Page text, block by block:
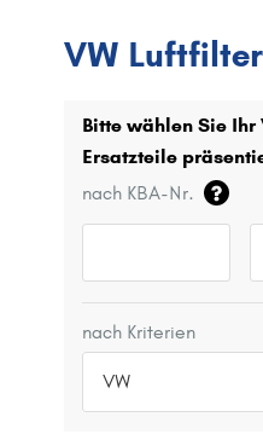
VW Luftfilter
Bitte wählen Sie
Ersatzteile
nach KBA-Nr.
nach Kriterien
VW